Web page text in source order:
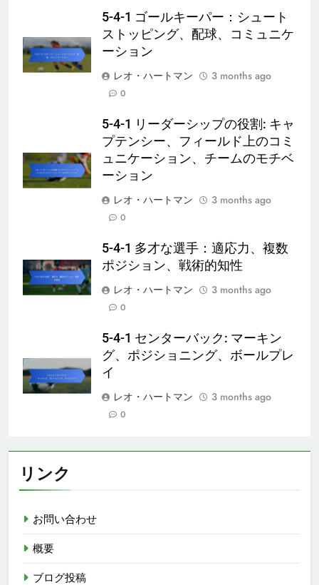
5-4-1 ゴールキーパー：シュート
ストッピング、配球、コミュニケ
ーション
レオ・ハートマン
3 months ago
0
5-4-1 リーダーシップの役割: キャ
プテンシー、フィールド上のコミ
ュニケーション、チームのモチベ
ーション
レオ・ハートマン
3 months ago
0
5-4-1 多才な選手：適応力、複数
ポジション、戦術的知性
レオ・ハートマン
3 months ago
0
5-4-1 センターバック: マーキン
グ、ポジショニング、ボールプレ
イ
レオ・ハートマン
3 months ago
0
リンク
お問い合わせ
概要
ブログ投稿